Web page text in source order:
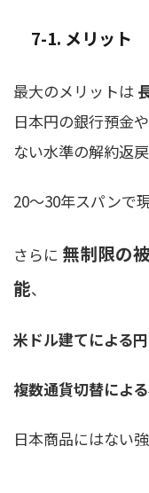
7-1. メリット
最大のメリットは
日本円の銀行預金
ない水準の解約返戻
20〜30年スパンで
さらに 無制限の
能、
米ドル建てによる
複数通貨切替によ
日本商品にはない